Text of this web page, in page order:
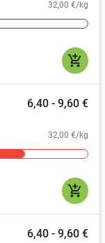
32,00 €/kg
add_shopping_cart
6,40 - 9,60 €
32,00 €/kg
add_shopping_cart
6,40 - 9,60 €